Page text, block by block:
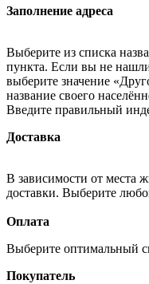
Заполнение адреса
Выберите из списка
пункта. Если вы не
выберите значение
название своего
Введите правильный
Доставка
В зависимости от места
доставки. Выберите
Оплата
Выберите оптимальный
Покупатель